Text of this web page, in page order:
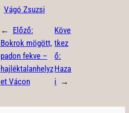
Vágó Zsuzsi
← Előző:
Bokrok mögött,
padon fekve –
hajléktalanhelyz
et Vácon
Köve
tkez
ő:
Haza
i →